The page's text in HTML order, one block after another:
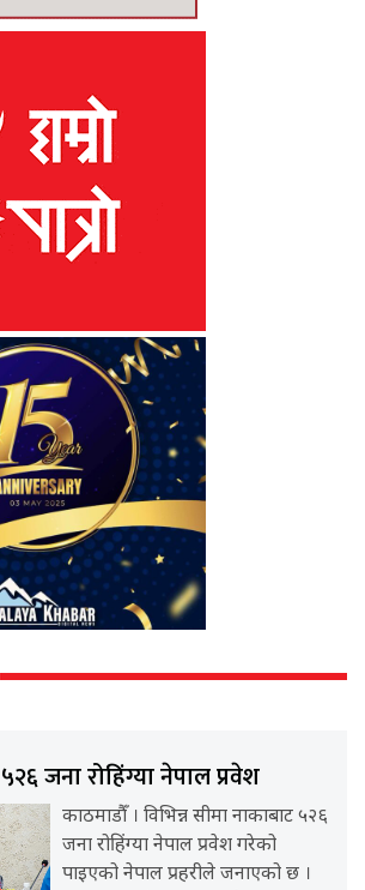
जना रोहिंग्या नेपाल प्रवेश
काठमाडौँ । विभिन्न सीमा नाकाबाट ५२६
जना रोहिंग्या नेपाल प्रवेश गरेको
पाइएको नेपाल प्रहरीले जनाएको छ ।